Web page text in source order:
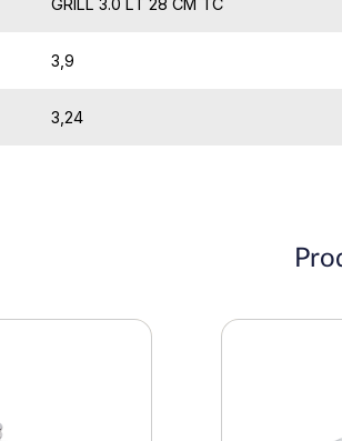
GRILL 3.0 LT 28 CM TC
3,9
3,24